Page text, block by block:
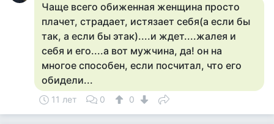
Чаще всего обиженная женщина просто
плачет, страдает, истязает себя(а если бы
так, а если бы этак)....и ждет....жалея и
себя и его....а вот мужчина, да! он на
многое способен, если посчитал, что его
обидели...
11 лет 0 0